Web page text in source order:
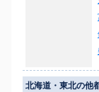
北海道・東北の他